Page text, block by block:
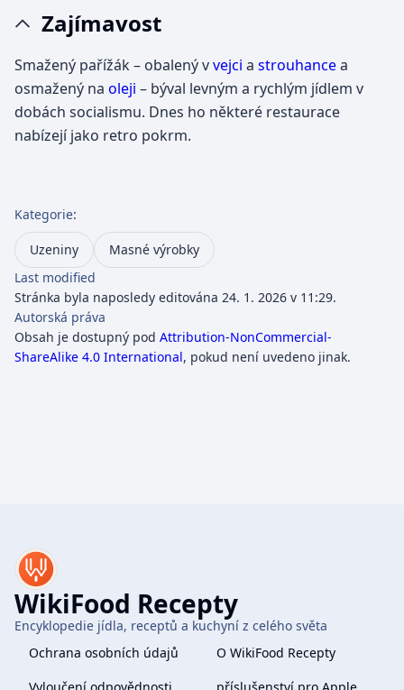
Zajímavost
Smažený pařížák – obalený vvejci a strouhancea
osmažený na oleji – býval levným a rychlým jídlem v
dobách socialismu. Dnes ho některé restaurace
nabízejí jako retro pokrm.
Kategorie:
Uzeniny
Masné výrobky
Last modified
Stránka byla naposledy editována 24. 1. 2026 v 11:29.
Autorská práva
Obsah je dostupný pod Attribution-NonCommercial-
ShareAlike 4.0 International, pokud není uvedeno jinak.
WikiFood Recepty
Encyklopedie jídla, receptů a kuchyní z celého světa
Ochrana osobních údajů
O WikiFood Recepty